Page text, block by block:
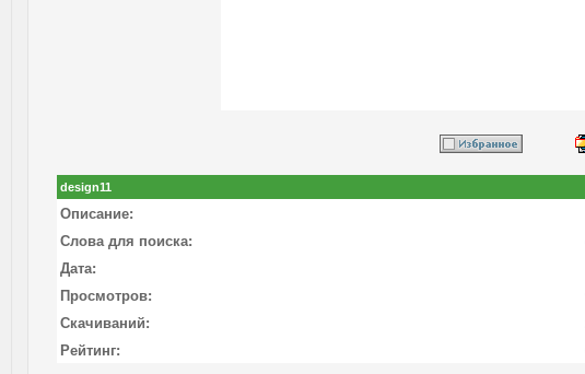
design11
Описание:
Слова для поиска:
Дата:
Просмотров:
Скачиваний:
Рейтинг: